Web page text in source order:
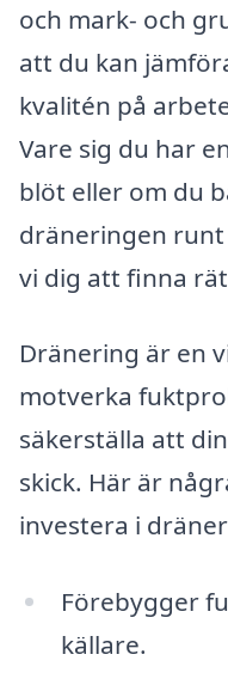
och mark- och
att du kan
kvalitén på
Vare sig du har
blöt eller om du
dräneringen
vi dig att finna
Dränering är en
motverka
säkerställa att
skick. Här är
investera i
Förebygger
källare.